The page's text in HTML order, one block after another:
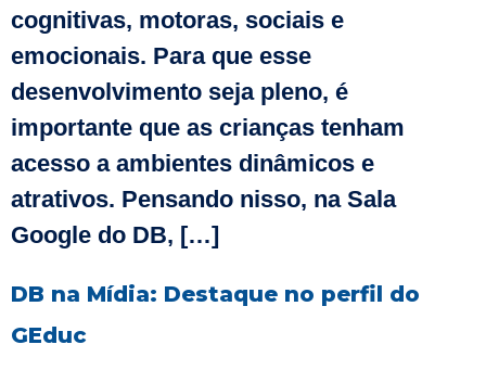
cognitivas, motoras, sociais e
emocionais. Para que esse
desenvolvimento seja pleno, é
importante que as crianças tenham
acesso a ambientes dinâmicos e
atrativos. Pensando nisso, na Sala
Google do DB, […]
DB na Mídia: Destaque no perfil do
GEduc